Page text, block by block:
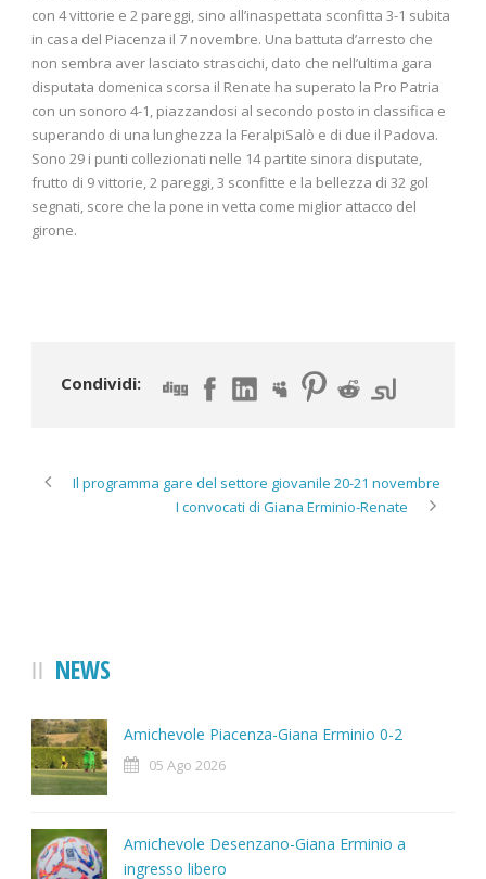
con 4 vittorie e 2 pareggi, sino all’inaspettata sconfitta 3-1 subita
in casa del Piacenza il 7 novembre. Una battuta d’arresto che
non sembra aver lasciato strascichi, dato che nell’ultima gara
disputata domenica scorsa il Renate ha superato la Pro Patria
con un sonoro 4-1, piazzandosi al secondo posto in classifica e
superando di una lunghezza la FeralpiSalò e di due il Padova.
Sono 29 i punti collezionati nelle 14 partite sinora disputate,
frutto di 9 vittorie, 2 pareggi, 3 sconfitte e la bellezza di 32 gol
segnati, score che la pone in vetta come miglior attacco del
girone.
Condividi:
Il programma gare del settore giovanile 20-21 novembre
I convocati di Giana Erminio-Renate
NEWS
Amichevole Piacenza-Giana Erminio 0-2
05 Ago 2026
Amichevole Desenzano-Giana Erminio a
ingresso libero